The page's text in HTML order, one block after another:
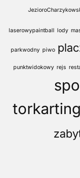
laserowypaintball lody
parkwodny piwo
punktwidokowy rejs